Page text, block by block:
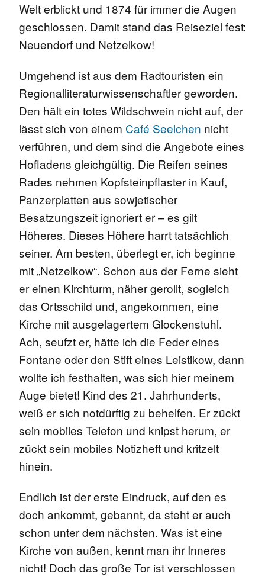
Welt erblickt und 1874 für immer die Augen
geschlossen. Damit stand das Reiseziel fest:
Neuendorf und Netzelkow!
Umgehend ist aus dem Radtouristen ein
Regionalliteraturwissenschaftler geworden.
Den hält ein totes Wildschwein nicht auf, der
lässt sich von einem Café Seelchen nicht
verführen, und dem sind die Angebote eines
Hofladens gleichgültig. Die Reifen seines
Rades nehmen Kopfsteinpflaster in Kauf,
Panzerplatten aus sowjetischer
Besatzungszeit ignoriert er – es gilt
Höheres. Dieses Höhere harrt tatsächlich
seiner. Am besten, überlegt er, ich beginne
mit „Netzelkow“. Schon aus der Ferne sieht
er einen Kirchturm, näher gerollt, sogleich
das Ortsschild und, angekommen, eine
Kirche mit ausgelagertem Glockenstuhl.
Ach, seufzt er, hätte ich die Feder eines
Fontane oder den Stift eines Leistikow, dann
wollte ich festhalten, was sich hier meinem
Auge bietet! Kind des 21. Jahrhunderts,
weiß er sich notdürftig zu behelfen. Er zückt
sein mobiles Telefon und knipst herum, er
zückt sein mobiles Notizheft und kritzelt
hinein.
Endlich ist der erste Eindruck, auf den es
doch ankommt, gebannt, da steht er auch
schon unter dem nächsten. Was ist eine
Kirche von außen, kennt man ihr Inneres
nicht! Doch das große Tor ist verschlossen